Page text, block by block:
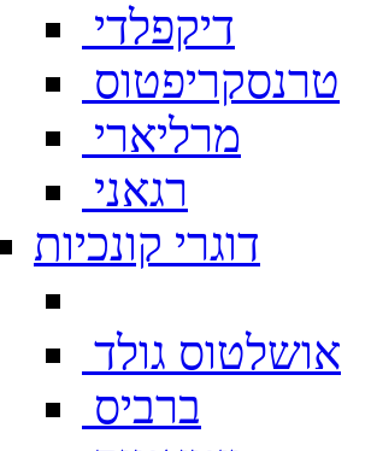
דיקפלדי
טרנסקריפטוס
מרליארי
רגאני
דוגרי קונכיות
אושלטוס גולד
ברביס